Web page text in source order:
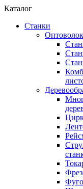
Каталог
Станки